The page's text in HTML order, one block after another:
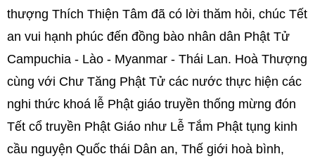
thượng Thích Thiện Tâm đã có lời thăm hỏi, chúc Tết
an vui hạnh phúc đến đồng bào nhân dân Phật Tử
Campuchia - Lào - Myanmar - Thái Lan. Hoà Thượng
cùng với Chư Tăng Phật Tử các nước thực hiện các
nghi thức khoá lễ Phật giáo truyền thống mừng đón
Tết cổ truyền Phật Giáo như Lễ Tắm Phật tụng kinh
cầu nguyện Quốc thái Dân an, Thế giới hoà bình,